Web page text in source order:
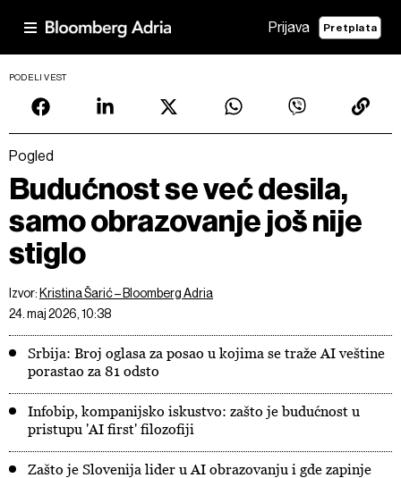
Prijava Pretplata
PODELI VEST
Pogled
Budućnost se već desila,
samo obrazovanje još nije
stiglo
Izvor: Kristina Šarić – Bloomberg Adria
24. maj 2026, 10:38
Srbija: Broj oglasa za posao u kojima se traže AI veštine
porastao za 81 odsto
Infobip, kompanijsko iskustvo: zašto je budućnost u
pristupu 'AI first' filozofiji
Zašto je Slovenija lider u AI obrazovanju i gde zapinje